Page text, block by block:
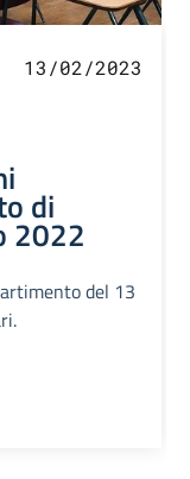
13/02/2023
di
2022
del 13